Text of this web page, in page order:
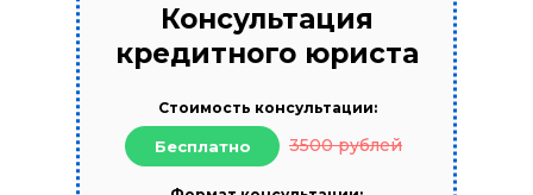
Консультация
кредитного юриста
Бесплатно 3500 рублей
Стоимость консультации: